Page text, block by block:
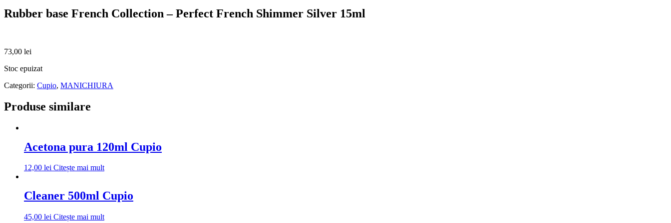
Rubber base French Collection – Perfect French Shimmer Silver 15ml
73,00 lei
Stoc epuizat
Categorii: Cupio, MANICHIURA
Produse similare
Acetona pura 120ml Cupio
12,00 lei Citește mai mult
Cleaner 500ml Cupio
45,00 lei Citește mai mult